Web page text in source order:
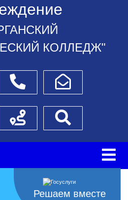
КОЛЛЕДЖ"
ТелефоныНаписать обращение
менюСхема проезда
Решаем вместе